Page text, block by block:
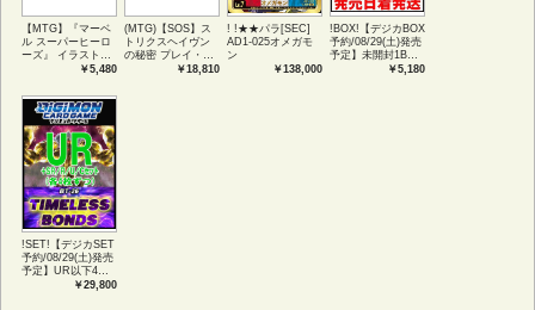
【MTG】『マーベ
ル スーパーヒーロ
ーズ』 イラストコ
レクション 54種コ
アートカード(JPN)
￥5,480
(MTG)【SOS】ス
トリクスヘイヴン
の秘密 プレイ・ブ
ースター1BOX日本
￥18,810
! !★★パラ[SEC]
AD1-025オメガモ
ン
￥138,000
!BOX!【デジカBOX
予約/08/29(土)発売
予定】未開封1BOX
￥5,180
!SET!【デジカSET
予約/08/29(土)発売
予定】UR以下4コ
ンセット 【BT-￥29,800